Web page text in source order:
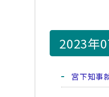
2023年
宮下知事